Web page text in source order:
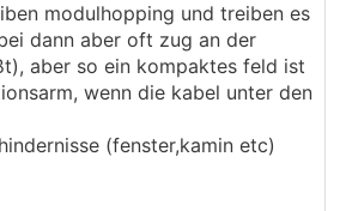
modulhopping und treiben es
dann aber oft zug an der
aber so ein kompaktes feld ist
wenn die kabel unter den
(fenster,kamin etc)